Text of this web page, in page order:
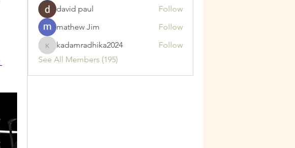
david paul
Follow
mathew Jim
Follow
kadamradhika2024
kadamradhika2024
Follow
See All Members (195)